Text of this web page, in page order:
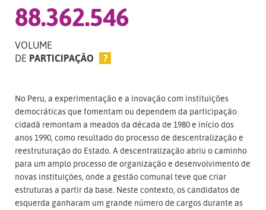
88.362.546
VOLUME
DE PARTICIPAÇÃO ?
No Peru, a experimentação e a inovação com instituições
democráticas que fomentam ou dependem da participação
cidadã remontam a meados da década de 1980 e início dos
anos 1990, como resultado do processo de descentralização e
reestruturação do Estado. A descentralização abriu o caminho
para um amplo processo de organização e desenvolvimento de
novas instituições, onde a gestão comunal teve que criar
estruturas a partir da base. Neste contexto, os candidatos de
esquerda ganharam um grande número de cargos durante as